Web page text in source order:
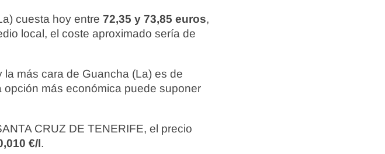
cuesta hoy entre 72,35 y 73,85 euros,
local, el coste aproximado sería de
más cara de Guancha (La) es de
opción más económica puede suponer
CRUZ DE TENERIFE, el precio
€/l.